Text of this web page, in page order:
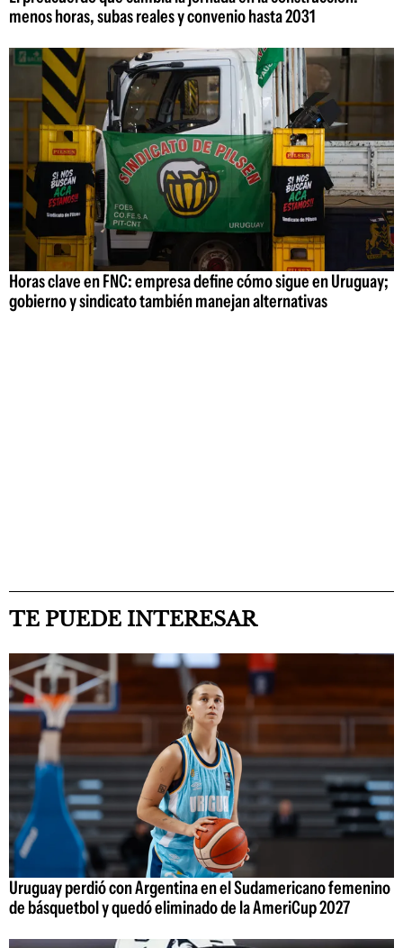
menos horas, subas reales y convenio hasta 2031
Horas clave en FNC: empresa define cómo sigue en Uruguay;
gobierno y sindicato también manejan alternativas
TE PUEDE INTERESAR
Uruguay perdió con Argentina en el Sudamericano femenino
de básquetbol y quedó eliminado de la AmeriCup 2027